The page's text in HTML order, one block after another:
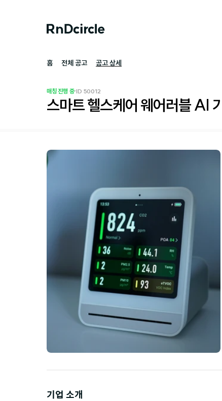
매칭 진행 중·ID 50012
스마트 헬스케어 웨어러블 AI
기업 소개
홈 전체 공고 공고 상세